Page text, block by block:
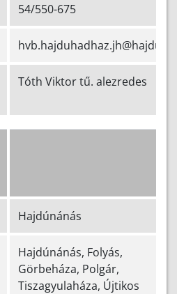
54/550-675
Tóth Viktor tű. alezredes
Hajdúnánás
Hajdúnánás, Folyás,
Görbeháza, Polgár,
Tiszagyulaháza, Újtikos